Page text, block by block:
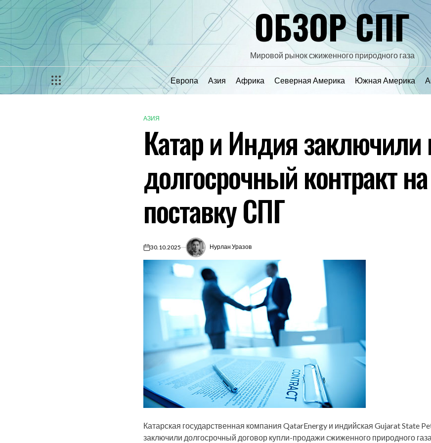
Перейти
к
содержимому
ОБЗОР СПГ
Мировой рынок сжиженного природного газа
Европа Азия Африка Северная Америка Южная Америка
ОПУБЛИКОВАНО
В
АЗИЯ
Катар и Индия
долгосрочный контракт на
поставку СПГ
on30.10.2025 Нурлан Уразов
Катарская государственная компания QatarEnergy и индийская Gujarat State
заключили долгосрочный договор купли-продажи сжиженного природного